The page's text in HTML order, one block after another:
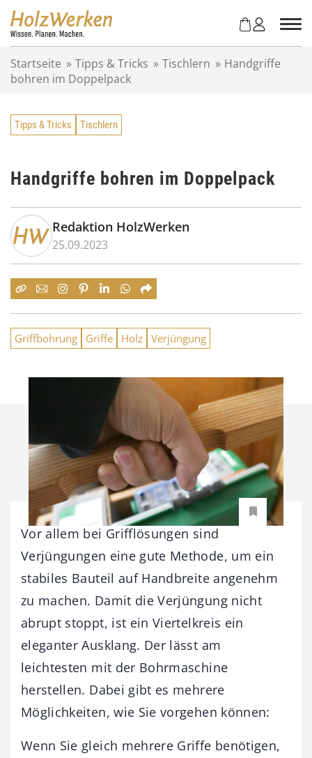
Startseite » Tipps & Tricks » Tischlern » Handgriffe
bohren im Doppelpack
Tipps & Tricks Tischlern
Handgriffe bohren im Doppelpack
Redaktion HolzWerken
25.09.2023
Griffbohrung Griffe Holz Verjüngung
Vor allem bei Grifflösungen sind
Verjüngungen eine gute Methode, um ein
stabiles Bauteil auf Handbreite angenehm
zu machen. Damit die Verjüngung nicht
abrupt stoppt, ist ein Viertelkreis ein
eleganter Ausklang. Der lässt am
leichtesten mit der Bohrmaschine
herstellen. Dabei gibt es mehrere
Möglichkeiten, wie Sie vorgehen können:
Wenn Sie gleich mehrere Griffe benötigen,